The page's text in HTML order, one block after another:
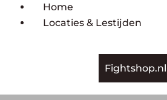
Home
Locaties & Lestijden
Fightshop.nl